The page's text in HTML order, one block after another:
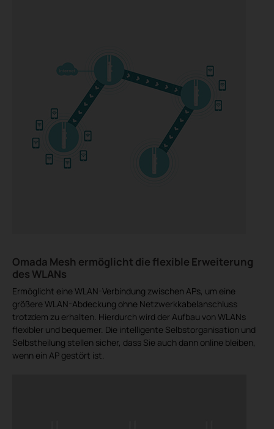
Omada Mesh ermöglicht die flexible Erweiterung
des WLANs
Ermöglicht eine WLAN-Verbindung zwischen APs, um eine
größere WLAN-Abdeckung ohne Netzwerkkabelanschluss
trotzdem zu erhalten. Hierdurch wird der Aufbau von WLANs
flexibler und bequemer. Die intelligente Selbstorganisation und
Selbstheilung stellen sicher, dass Sie auch dann online bleiben,
wenn ein AP gestört ist.